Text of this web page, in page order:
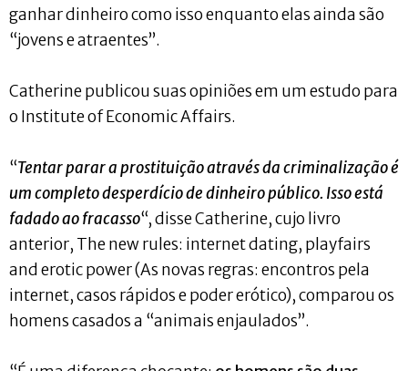
ganhar dinheiro como isso enquanto elas ainda são
“jovens e atraentes”.
Catherine publicou suas opiniões em um estudo para
o Institute of Economic Affairs.
“Tentar parar a prostituição através da criminalização é
um completo desperdício de dinheiro público. Isso está
fadado ao fracasso“, disse Catherine, cujo livro
anterior, The new rules: internet dating, playfairs
and erotic power (As novas regras: encontros pela
internet, casos rápidos e poder erótico), comparou os
homens casados a “animais enjaulados”.